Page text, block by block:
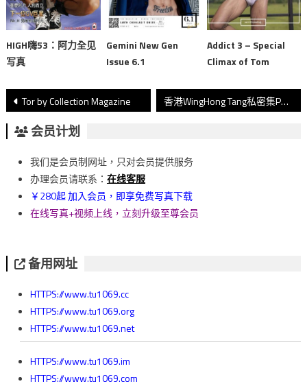
HIGH嗨53：阿力全见
写真
Gemini New Gen
Issue 6.1
Addict 3 – Special
Climax of Tom
文
章
導
覽
Tor by Collection Magazine 香港WingHong Tang私密集P3
会员计划
我们是会员制网址，只对会员提供服务
办理会员请联系： 在线客服
￥280起 加入会员，即享免费写真下载
在线写真+视频上线，立刻升级至尊会员
备用网址
HTTPS://www.tu1069.cc
HTTPS://www.tu1069.org
HTTPS://www.tu1069.net
HTTPS://www.tu1069.im
HTTPS://www.tu1069.com